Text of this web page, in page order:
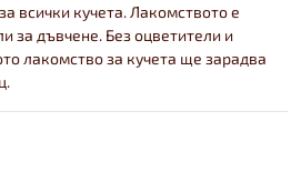
всички кучета. Лакомството е
за дъвчене. Без оцветители и
лакомство за кучета ще зарадва